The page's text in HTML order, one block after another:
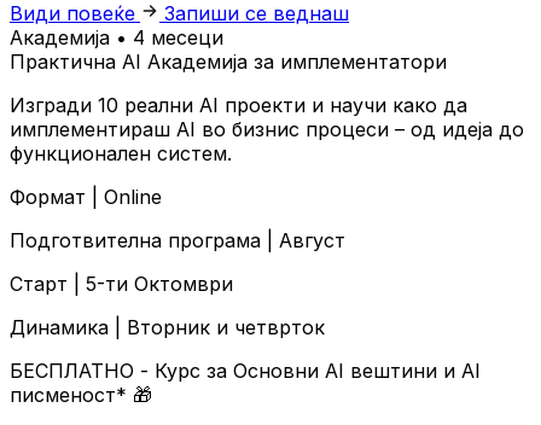
Види повеќе
Запиши се веднаш
Академија • 4 месеци
Практична AI Академија за имплементатори
Изгради 10 реални AI проекти и научи како да
имплементираш AI во бизнис процеси – од идеја до
функционален систем.
Формат | Online
Подготвителна програма | Август
Старт | 5-ти Октомври
Динамика | Вторник и четврток
БЕСПЛАТНО - Курс за Основни AI вештини и AI
писменост* 🎁